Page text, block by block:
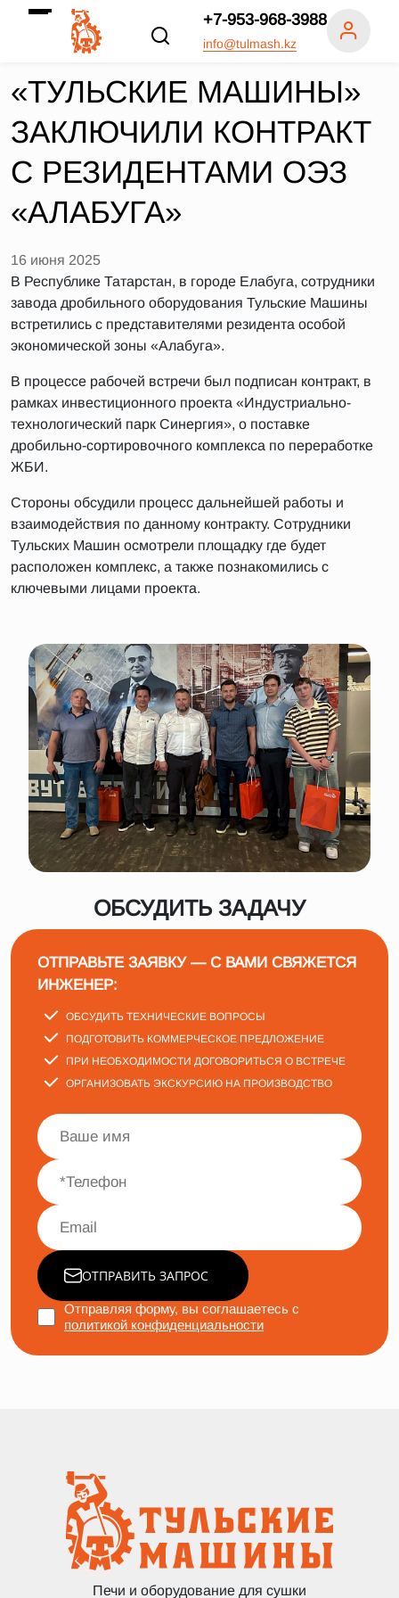
+7-953-968-3988
info@tulmash.kz
«ТУЛЬСКИЕ МАШИНЫ»
ЗАКЛЮЧИЛИ КОНТРАКТ
С РЕЗИДЕНТАМИ ОЭЗ
«АЛАБУГА»
16 июня 2025
В Республике Татарстан, в городе Елабуга, сотрудники
завода дробильного оборудования Тульские Машины
встретились с представителями резидента особой
экономической зоны «Алабуга».
В процессе рабочей встречи был подписан контракт, в
рамках инвестиционного проекта «Индустриально-
технологический парк Синергия», о поставке
дробильно-сортировочного комплекса по переработке
ЖБИ.
Стороны обсудили процесс дальнейшей работы и
взаимодействия по данному контракту. Сотрудники
Тульских Машин осмотрели площадку где будет
расположен комплекс, а также познакомились с
ключевыми лицами проекта.
ОБСУДИТЬ ЗАДАЧУ
ОТПРАВЬТЕ ЗАЯВКУ — С ВАМИ СВЯЖЕТСЯ
ИНЖЕНЕР:
ОБСУДИТЬ ТЕХНИЧЕСКИЕ ВОПРОСЫ
ПОДГОТОВИТЬ КОММЕРЧЕСКОЕ ПРЕДЛОЖЕНИЕ
ПРИ НЕОБХОДИМОСТИ ДОГОВОРИТЬСЯ О ВСТРЕЧЕ
ОРГАНИЗОВАТЬ ЭКСКУРСИЮ НА ПРОИЗВОДСТВО
ОТПРАВИТЬ ЗАПРОС
Отправляя форму, вы соглашаетесь с
политикой конфиденциальности
Печи и оборудование для сушки